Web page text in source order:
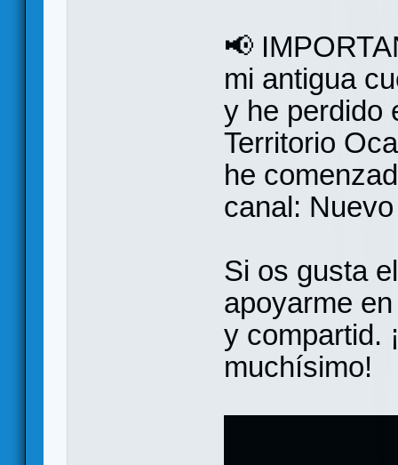
📢
mi antigua
y he perdido
Territorio
he
canal:
Si os gusta
apoyarme
y compartid.
muchísimo!